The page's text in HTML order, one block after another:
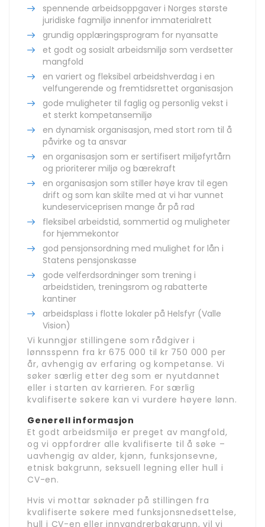
spennende arbeidsoppgaver i Norges største
juridiske fagmiljø innenfor immaterialrett
grundig opplæringsprogram for nyansatte
et godt og sosialt arbeidsmiljø som verdsetter
mangfold
en variert og fleksibel arbeidshverdag i en
velfungerende og fremtidsrettet organisasjon
gode muligheter til faglig og personlig vekst i
et sterkt kompetansemiljø
en dynamisk organisasjon, med stort rom til å
påvirke og ta ansvar
en organisasjon som er sertifisert miljøfyrtårn
og prioriterer miljø og bærekraft
en organisasjon som stiller høye krav til egen
drift og som kan skilte med at vi har vunnet
kundeserviceprisen mange år på rad
fleksibel arbeidstid, sommertid og muligheter
for hjemmekontor
god pensjonsordning med mulighet for lån i
Statens pensjonskasse
gode velferdsordninger som trening i
arbeidstiden, treningsrom og rabatterte
kantiner
arbeidsplass i flotte lokaler på Helsfyr (Valle
Vision)
Vi kunngjør stillingene som rådgiver i
lønnsspenn fra kr 675 000 til kr 750 000 per
år, avhengig av erfaring og kompetanse. Vi
søker særlig etter deg som er nyutdannet
eller i starten av karrieren. For særlig
kvalifiserte søkere kan vi vurdere høyere lønn.
Generell informasjon
Et godt arbeidsmiljø er preget av mangfold,
og vi oppfordrer alle kvalifiserte til å søke –
uavhengig av alder, kjønn, funksjonsevne,
etnisk bakgrunn, seksuell legning eller hull i
CV-en.
Hvis vi mottar søknader på stillingen fra
kvalifiserte søkere med funksjonsnedsettelse,
hull i CV-en eller innvandrerbakgrunn, vil vi